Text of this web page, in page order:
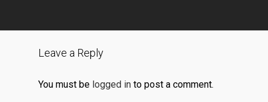
Leave a Reply
You must be logged in to post a comment.